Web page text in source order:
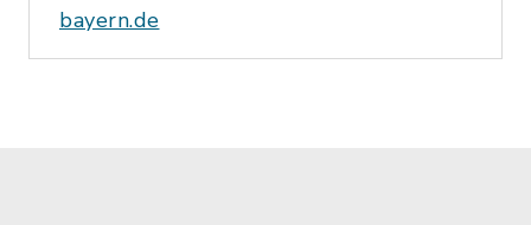
bayern.de